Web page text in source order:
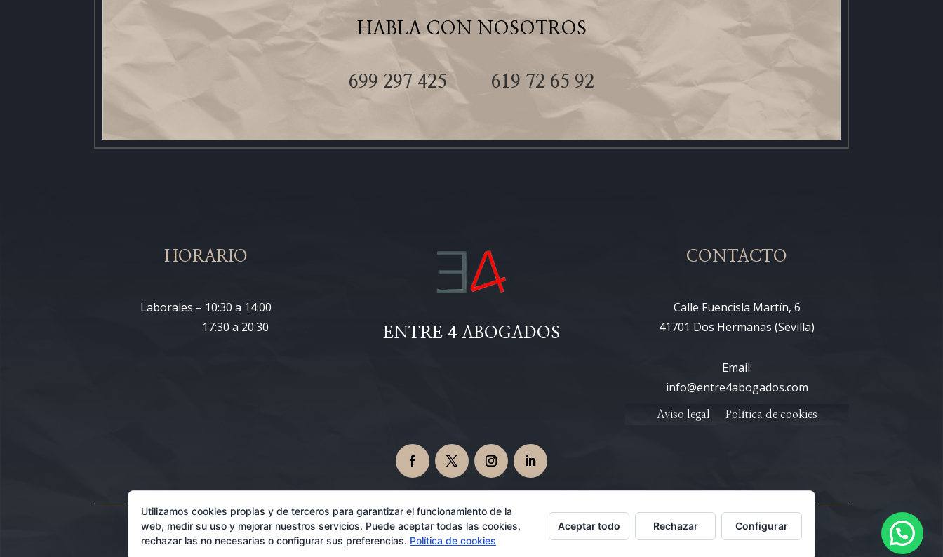
HABLA CON NOSOTROS
699 297 425 619 72 65 92
HORARIO
Laborales – 10:30 a 14:00
17:30 a 20:30
ENTRE 4 ABOGADOS
CONTACTO
Calle Fuencisla Martín, 6
41701 Dos Hermanas (Sevilla)
Email:
info@entre4abogados.com
Aviso legal Política de cookies
Abogados en Dos Hermanas 08/06/2026
Utilizamos cookies propias y de terceros para garantizar el funcionamiento de la
web, medir su uso y mejorar nuestros servicios. Puede aceptar todas las cookies,
rechazar las no necesarias o configurar sus preferencias. Política de cookies
Aceptar todo Rechazar Configurar